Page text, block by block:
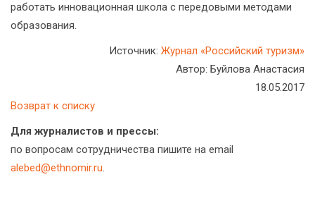
работать инновационная школа с передовыми методами
образования.
Источник: Журнал «Российский туризм»
Автор: Буйлова Анастасия
18.05.2017
Возврат к списку
Для журналистов и прессы:
по вопросам сотрудничества пишите на email
alebed@ethnomir.ru.